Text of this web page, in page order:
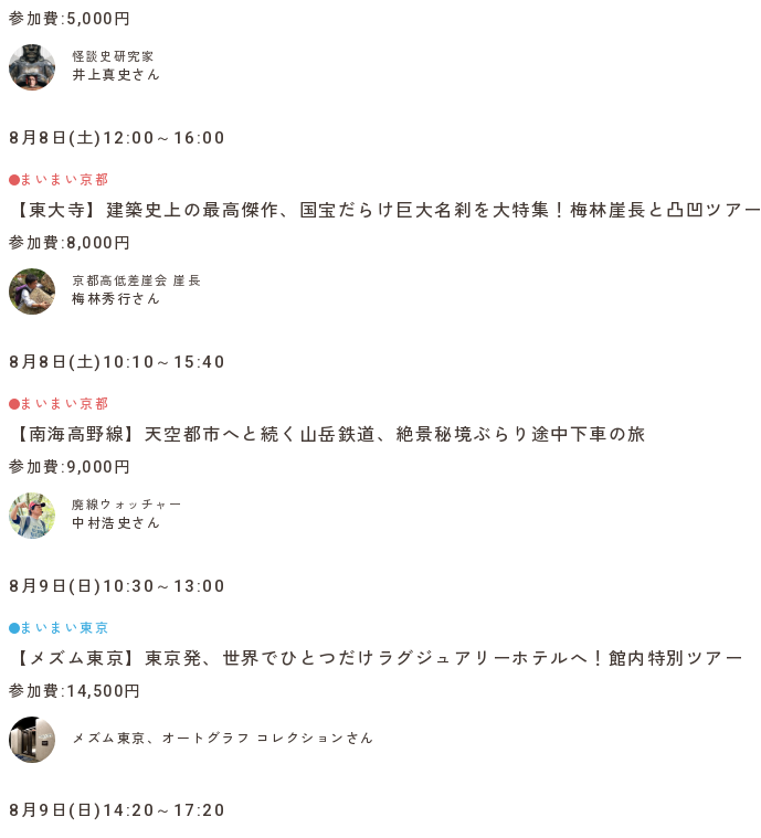
参加費 5,000円
怪談史研究家
井上真史さん
8月8日(土)12:00～16:00
まいまい京都
【東大寺】建築史上の最高傑作、国宝だらけ巨大名刹を大特集！梅林崖長と凸凹ツアー
参加費 8,000円
京都高低差崖会 崖長
梅林秀行さん
8月8日(土)10:10～15:40
まいまい京都
【南海高野線】天空都市へと続く山岳鉄道、絶景秘境ぶらり途中下車の旅
参加費 9,000円
廃線ウォッチャー
中村浩史さん
8月9日(日)10:30～13:00
まいまい東京
【メズム東京】東京発、世界でひとつだけラグジュアリーホテルへ！館内特別ツアー
参加費 14,500円
メズム東京、オートグラフ コレクションさん
8月9日(日)14:20～17:20